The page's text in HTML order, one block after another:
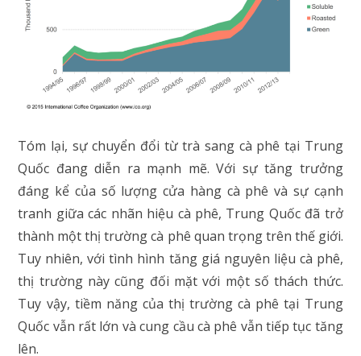
Tóm lại, sự chuyển đổi từ trà sang cà phê tại Trung
Quốc đang diễn ra mạnh mẽ. Với sự tăng trưởng
đáng kể của số lượng cửa hàng cà phê và sự cạnh
tranh giữa các nhãn hiệu cà phê, Trung Quốc đã trở
thành một thị trường cà phê quan trọng trên thế giới.
Tuy nhiên, với tình hình tăng giá nguyên liệu cà phê,
thị trường này cũng đối mặt với một số thách thức.
Tuy vậy, tiềm năng của thị trường cà phê tại Trung
Quốc vẫn rất lớn và cung cầu cà phê vẫn tiếp tục tăng
lên.